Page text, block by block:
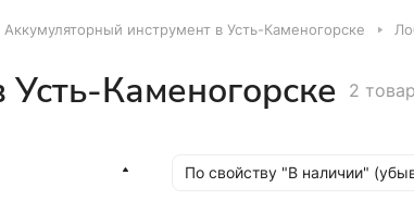
Аккумуляторный инструмент в Усть-Каменогорске
Каменогорске 2
По свойству "В наличии"